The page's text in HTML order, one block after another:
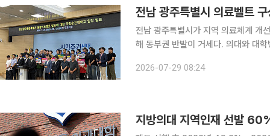
전남 광주특별시 의료벨트
전남 광주특별시가 지역 의료체계 개
해 동부권 반발이 거세다. 의대와 대학병원을 서부권인 목포에 배치하는 특별시의 계획이 알려졌다.
온다. 순천대는 28일 순천시청에
2026-07-29 08:24
지방의대 지역인재 선발